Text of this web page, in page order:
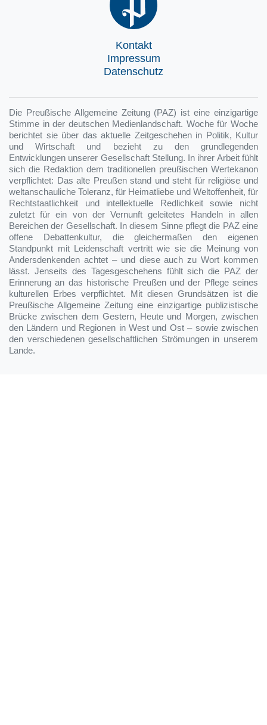
Kontakt
Impressum
Datenschutz
Die Preußische Allgemeine Zeitung (PAZ) ist eine einzigartige
Stimme in der deutschen Medienlandschaft. Woche für Woche
berichtet sie über das aktuelle Zeitgeschehen in Politik, Kultur
und Wirtschaft und bezieht zu den grundlegenden
Entwicklungen unserer Gesellschaft Stellung. In ihrer Arbeit fühlt
sich die Redaktion dem traditionellen preußischen Wertekanon
verpflichtet: Das alte Preußen stand und steht für religiöse und
weltanschauliche Toleranz, für Heimatliebe und Weltoffenheit, für
Rechtstaatlichkeit und intellektuelle Redlichkeit sowie nicht
zuletzt für ein von der Vernunft geleitetes Handeln in allen
Bereichen der Gesellschaft. In diesem Sinne pflegt die PAZ eine
offene Debattenkultur, die gleichermaßen den eigenen
Standpunkt mit Leidenschaft vertritt wie sie die Meinung von
Andersdenkenden achtet – und diese auch zu Wort kommen
lässt. Jenseits des Tagesgeschehens fühlt sich die PAZ der
Erinnerung an das historische Preußen und der Pflege seines
kulturellen Erbes verpflichtet. Mit diesen Grundsätzen ist die
Preußische Allgemeine Zeitung eine einzigartige publizistische
Brücke zwischen dem Gestern, Heute und Morgen, zwischen
den Ländern und Regionen in West und Ost – sowie zwischen
den verschiedenen gesellschaftlichen Strömungen in unserem
Lande.